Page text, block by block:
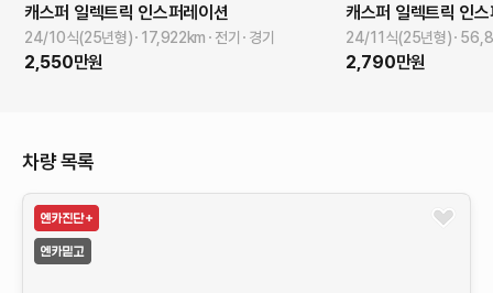
캐스퍼 일렉트릭 인스퍼레이션
24/10식(25년형) 17,922km 전기 경기
2,550만원
캐스퍼 일렉트릭 인
24/11식(25년형)
2,790만원
차량 목록